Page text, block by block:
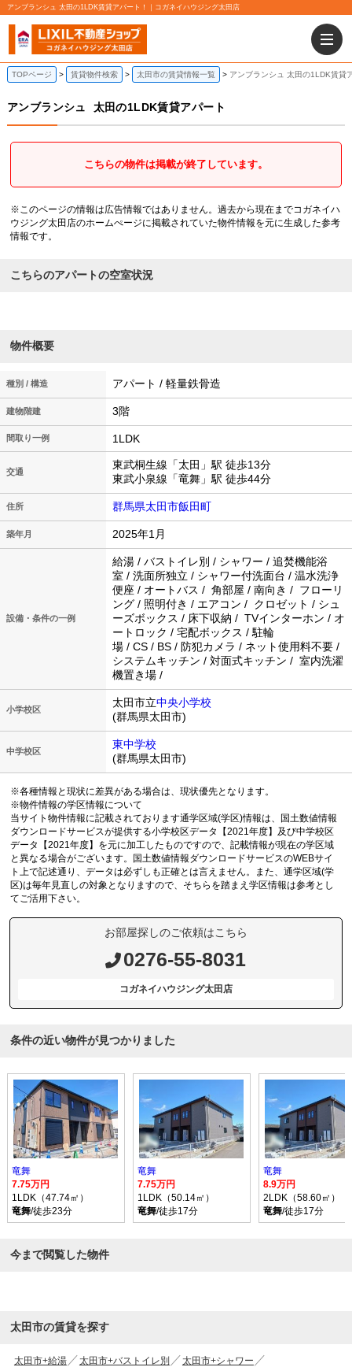
アンブランシュ 太田の1LDK賃貸アパート！｜コガネイハウジング太田店
TOPページ 賃貸物件検索 太田市の賃貸情報一覧 アンブランシュ 太田の1LDK賃貸
アンブランシュ 太田の1LDK賃貸アパート
こちらの物件は掲載が終了しています。
※このページの情報は広告情報ではありません。過去から現在までコガネイハ
ウジング太田店のホームぺージに掲載されていた物件情報を元に生成した参考
情報です。
こちらのアパートの空室状況
物件概要
種別 / 構造 アパート / 軽量鉄骨造
建物階建 3階
間取り一例 1LDK
交通
東武桐生線「太田」駅 徒歩13分
東武小泉線「竜舞」駅 徒歩44分
住所 群馬県太田市飯田町
築年月 2025年1月
設備・条件の一例
給湯 / バストイレ別 / シャワー / 追焚機能浴
室 / 洗面所独立 / シャワー付洗面台 / 温水洗浄
便座 / オートバス / 角部屋 / 南向き / フローリ
ング / 照明付き / エアコン / クロゼット / シュ
ーズボックス / 床下収納 / TVインターホン / オ
ートロック / 宅配ボックス / 駐輪
場 / CS / BS / 防犯カメラ / ネット使用料不要 /
システムキッチン / 対面式キッチン / 室内洗濯
機置き場 /
小学校区
太田市立中央小学校
(群馬県太田市)
中学校区
東中学校
(群馬県太田市)
※各種情報と現状に差異がある場合は、現状優先となります。
※物件情報の学区情報について
当サイト物件情報に記載されております通学区域(学区)情報は、国土数値情報
ダウンロードサービスが提供する小学校区データ【2021年度】及び中学校区
データ【2021年度】を元に加工したものですので、記載情報が現在の学区域
と異なる場合がございます。国土数値情報ダウンロードサービスのWEBサイ
ト上で記述通り、データは必ずしも正確とは言えません。また、通学区域(学
区)は毎年見直しの対象となりますので、そちらを踏まえ学区情報は参考とし
てご活用下さい。
お部屋探しのご依頼はこちら
0276-55-8031
コガネイハウジング太田店
条件の近い物件が見つかりました
竜舞
7.75万円
1LDK（47.74㎡）
竜舞/徒歩23分
竜舞
7.75万円
1LDK（50.14㎡）
竜舞/徒歩17分
竜舞
8.9万円
2LDK（58.60㎡）
竜舞/徒歩17分
今まで閲覧した物件
太田市の賃貸を探す
太田市+給湯 太田市+バストイレ別
太田市+シャワー